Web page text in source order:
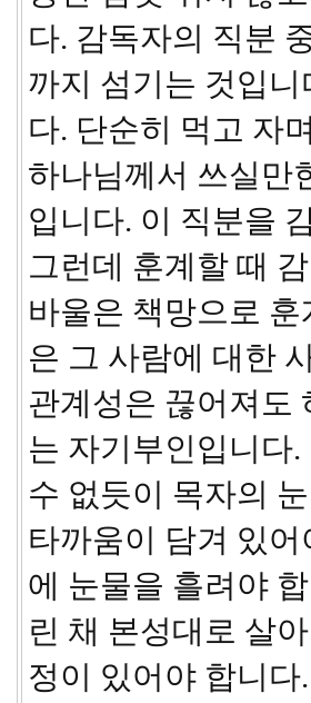
다. 감독자의 직분
까지 섬기는 것입
다. 단순히 먹고 자
하나님께서 쓰실만
입니다. 이 직분을
그런데 훈계할 때
바울은 책망으로
은 그 사람에 대한
관계성은 끊어져도
는 자기부인입니다
수 없듯이 목자의
타까움이 담겨 있
에 눈물을 흘려야
린 채 본성대로 살
정이 있어야 합니